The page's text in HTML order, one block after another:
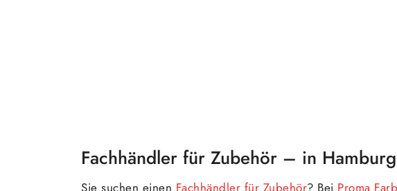
Fachhändler für Zubehör – in